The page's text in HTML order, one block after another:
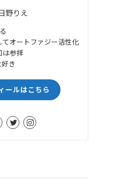
野りえ
てオートファジー活性化
は参拝
き
ールはこちら